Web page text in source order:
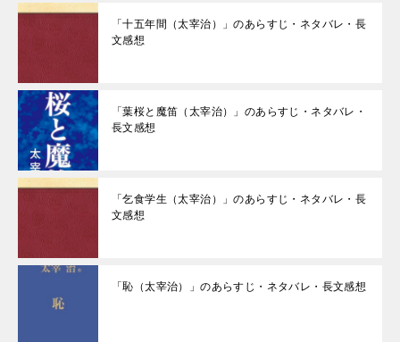
「十五年間（太宰治）」のあらすじ・ネタバレ・長
文感想
「葉桜と魔笛（太宰治）」のあらすじ・ネタバレ・
長文感想
「乞食学生（太宰治）」のあらすじ・ネタバレ・長
文感想
「恥（太宰治）」のあらすじ・ネタバレ・長文感想